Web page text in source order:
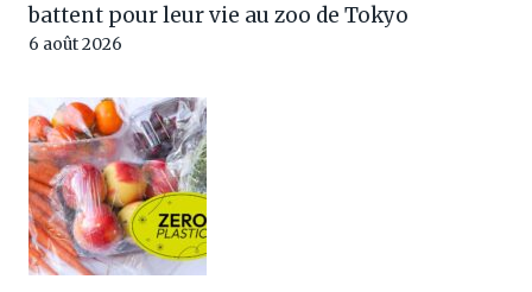
battent pour leur vie au zoo de Tokyo
6 août 2026